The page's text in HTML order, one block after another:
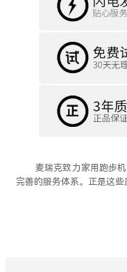
麦瑞克致力家用跑步
完善的服务体系。正是这些